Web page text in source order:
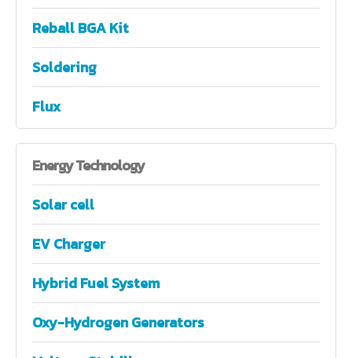
Reball BGA Kit
Soldering
Flux
EnergyTechnology
Solar cell
EV Charger
Hybrid Fuel System
Oxy-Hydrogen Generators